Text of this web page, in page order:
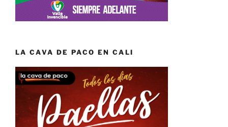
LA CAVA DE PACO EN CALI